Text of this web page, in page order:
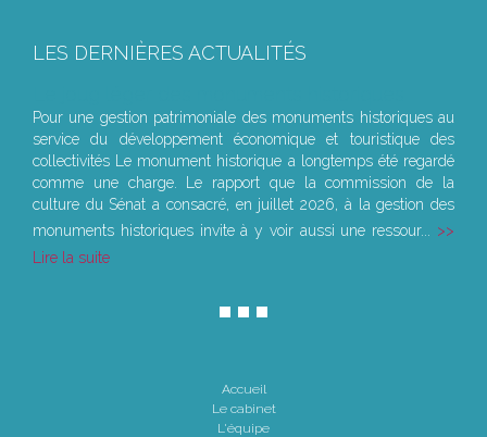
LES DERNIÈRES ACTUALITÉS
Pour une gestion patrimoniale des monuments historiques au
service du développement économique et touristique des
collectivités Le monument historique a longtemps été regardé
comme une charge. Le rapport que la commission de la
culture du Sénat a consacré, en juillet 2026, à la gestion des
monuments historiques invite à y voir aussi une ressour...
Lire la suite
Accueil
Le cabinet
L'équipe